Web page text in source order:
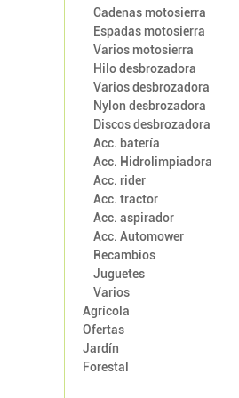
Cadenas motosierra
Espadas motosierra
Varios motosierra
Hilo desbrozadora
Varios desbrozadora
Nylon desbrozadora
Discos desbrozadora
Acc. batería
Acc. Hidrolimpiadora
Acc. rider
Acc. tractor
Acc. aspirador
Acc. Automower
Recambios
Juguetes
Varios
Agrícola
Ofertas
Jardín
Forestal